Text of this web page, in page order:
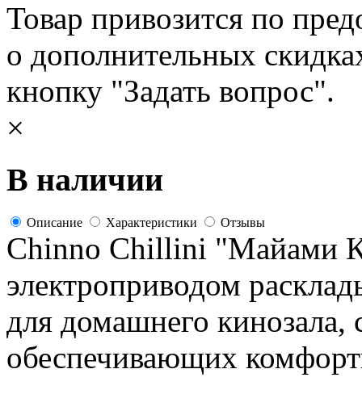
Товар привозится по
о дополнительных
кнопку "Задать вопрос".
×
В наличии
Описание Характеристики Отзывы
Chinno Chillini "Майами
электроприводом
для домашнего
обеспечивающих